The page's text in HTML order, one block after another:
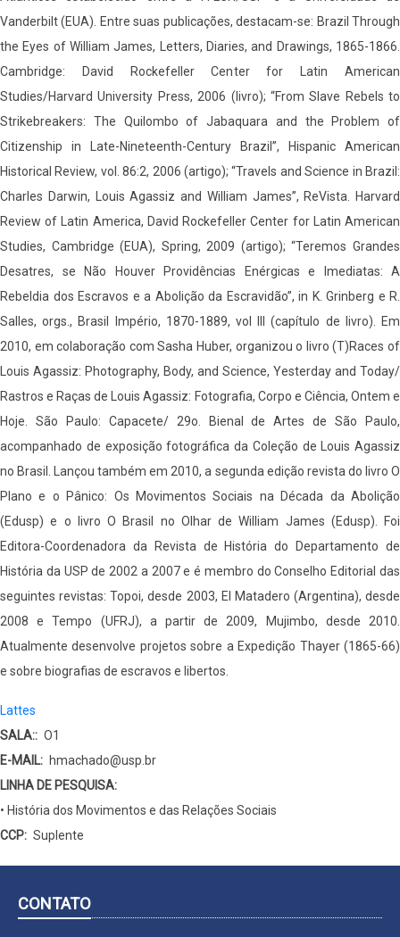
Vanderbilt (EUA). Entre suas publicações, destacam-se: Brazil Through
the Eyes of William James, Letters, Diaries, and Drawings, 1865-1866.
Cambridge: David Rockefeller Center for Latin American
Studies/Harvard University Press, 2006 (livro); “From Slave Rebels to
Strikebreakers: The Quilombo of Jabaquara and the Problem of
Citizenship in Late-Nineteenth-Century Brazil”, Hispanic American
Historical Review, vol. 86:2, 2006 (artigo); “Travels and Science in Brazil:
Charles Darwin, Louis Agassiz and William James”, ReVista. Harvard
Review of Latin America, David Rockefeller Center for Latin American
Studies, Cambridge (EUA), Spring, 2009 (artigo); “Teremos Grandes
Desatres, se Não Houver Providências Enérgicas e Imediatas: A
Rebeldia dos Escravos e a Abolição da Escravidão”, in K. Grinberg e R.
Salles, orgs., Brasil Império, 1870-1889, vol III (capítulo de livro). Em
2010, em colaboração com Sasha Huber, organizou o livro (T)Races of
Louis Agassiz: Photography, Body, and Science, Yesterday and Today/
Rastros e Raças de Louis Agassiz: Fotografia, Corpo e Ciência, Ontem e
Hoje. São Paulo: Capacete/ 29o. Bienal de Artes de São Paulo,
acompanhado de exposição fotográfica da Coleção de Louis Agassiz
no Brasil. Lançou também em 2010, a segunda edição revista do livro O
Plano e o Pânico: Os Movimentos Sociais na Década da Abolição
(Edusp) e o livro O Brasil no Olhar de William James (Edusp). Foi
Editora-Coordenadora da Revista de História do Departamento de
História da USP de 2002 a 2007 e é membro do Conselho Editorial das
seguintes revistas: Topoi, desde 2003, El Matadero (Argentina), desde
2008 e Tempo (UFRJ), a partir de 2009, Mujimbo, desde 2010.
Atualmente desenvolve projetos sobre a Expedição Thayer (1865-66)
e sobre biografias de escravos e libertos.
Lattes
SALA:
O1
E-MAIL
hmachado@usp.br
LINHA DE PESQUISA:
• História dos Movimentos e das Relações Sociais
CCP
Suplente
CONTATO